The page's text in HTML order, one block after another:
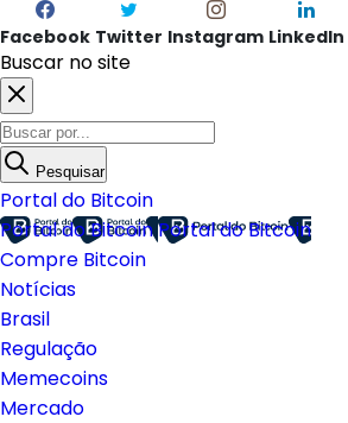
Facebook Twitter Instagram LinkedIn
Buscar no site
Pesquisar
Portal do Bitcoin
Portal do BitcoinPortal do Bitcoin
Compre Bitcoin
Notícias
Brasil
Regulação
Memecoins
Mercado